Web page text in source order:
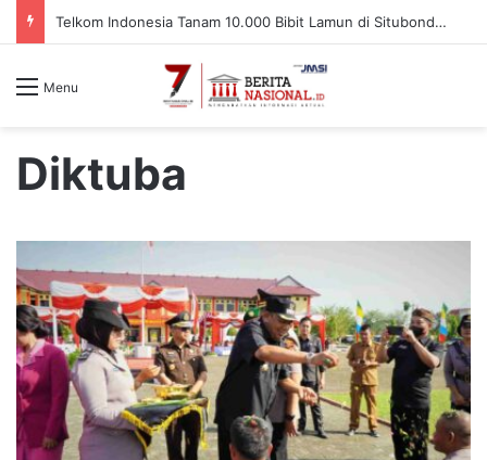
Telkom Indonesia Tanam 10.000 Bibit Lamun di Situbondo, Dorong Pemulihan Ekosistem Pesisir
Menu
Diktuba